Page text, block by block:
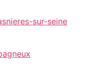
sur-seine